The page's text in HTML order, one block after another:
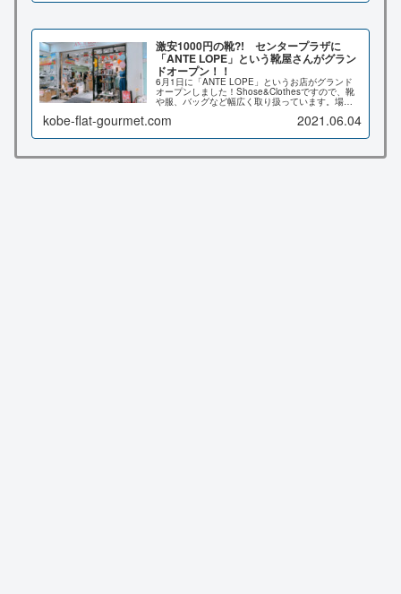
激安1000円の靴?! センタープラザに
「ANTE LOPE」という靴屋さんがグラン
ドオープン！！
6月1日に「ANTE LOPE」というお店がグランド
オープンしました！Shose&Clothesですので、靴
や服、バッグなど幅広く取り扱っています。場所
kobe-flat-gourmet.com 2021.06.04